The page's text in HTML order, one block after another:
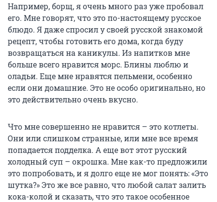
Например, борщ, я очень много раз уже пробовал
его. Мне говорят, что это по-настоящему русское
блюдо. Я даже спросил у своей русской знакомой
рецепт, чтобы готовить его дома, когда буду
возвращаться на каникулы. Из напитков мне
больше всего нравится морс. Блины люблю и
оладьи. Еще мне нравятся пельмени, особенно
если они домашние. Это не особо оригинально, но
это действительно очень вкусно.
Что мне совершенно не нравится – это котлеты.
Они или слишком странные, или мне все время
попадается подделка. А еще вот этот русский
холодный суп – окрошка. Мне как-то предложили
это попробовать, и я долго еще не мог понять: «Это
шутка?» Это же все равно, что любой салат залить
кока-колой и сказать, что это такое особенное